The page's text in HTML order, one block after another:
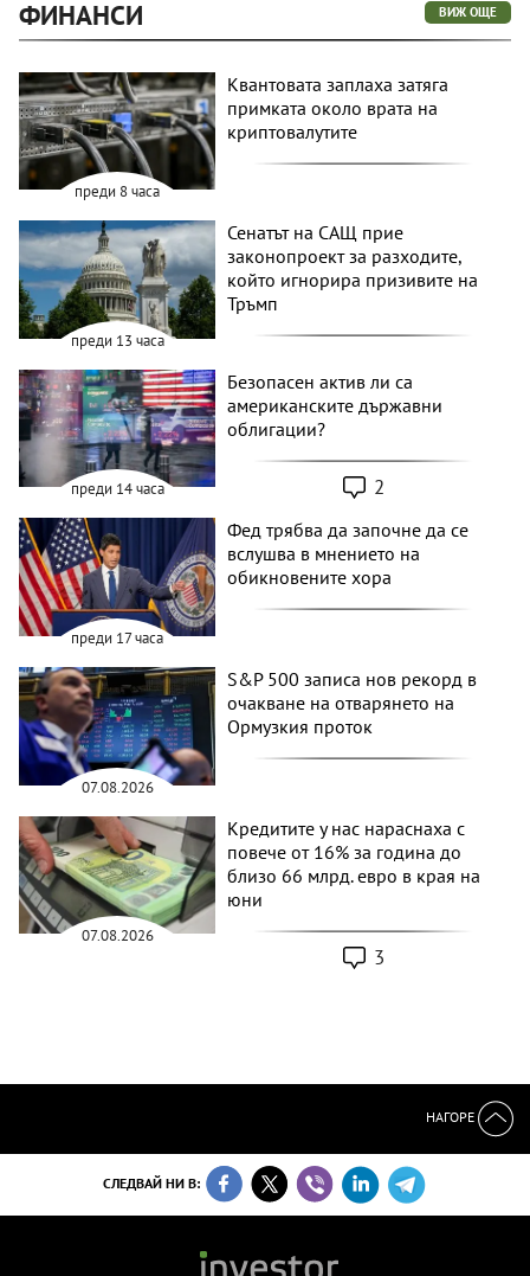
ФИНАНСИ ВИЖ ОЩЕ
преди 8 часа
Квантовата заплаха затяга
примката около врата на
криптовалутите
преди 13 часа
Сенатът на САЩ прие
законопроект за разходите,
който игнорира призивите на
Тръмп
преди 14 часа
Безопасен актив ли са
американските държавни
облигации?
2
преди 17 часа
Фед трябва да започне да се
вслушва в мнението на
обикновените хора
07.08.2026
S&P 500 записа нов рекорд в
очакване на отварянето на
Ормузкия проток
07.08.2026
Кредитите у нас нараснаха с
повече от 16% за година до
близо 66 млрд. евро в края на
юни
3
НАГОРЕ
СЛЕДВАЙ НИ В: